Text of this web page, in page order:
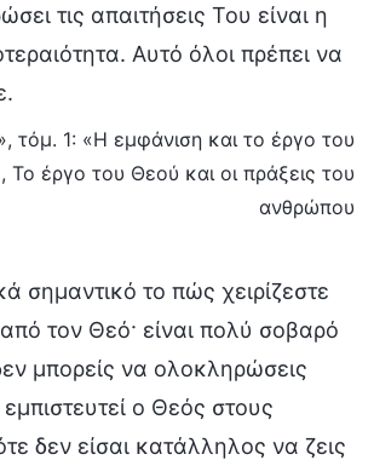
τις απαιτήσεις Του είναι η
Αυτό όλοι πρέπει να
τόμ. 1: «Η εμφάνιση και το έργο του
Το έργο του Θεού και οι πράξεις του
ανθρώπου
σημαντικό το πώς χειρίζεστε
τον Θεό· είναι πολύ σοβαρό
μπορείς να ολοκληρώσεις
ο Θεός στους
δεν είσαι κατάλληλος να ζεις